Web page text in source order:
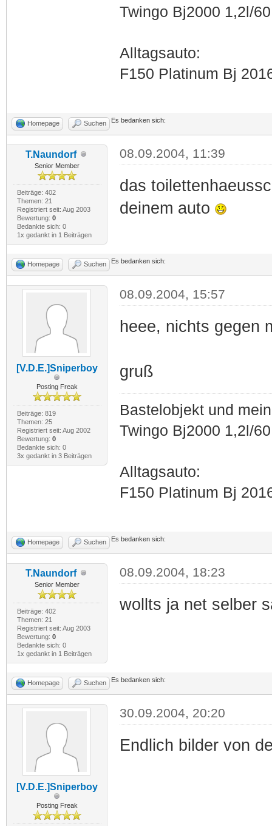
Twingo Bj2000 1,2l/
Alltagsauto:
F150 Platinum Bj
Homepage Suchen Es bedanken sich:
T.Naundorf
Senior Member
Beiträge: 402
Themen: 21
Registriert seit: Aug 2003
Bewertung: 0
Bedankte sich: 0
1x gedankt in 1 Beiträgen
08.09.2004, 11:39
das
deinem auto
Homepage Suchen Es bedanken sich:
[V.D.E.]Sniperboy
Posting Freak
Beiträge: 819
Themen: 25
Registriert seit: Aug 2002
Bewertung: 0
Bedankte sich: 0
3x gedankt in 3 Beiträgen
08.09.2004, 15:57
heee, nichts gegen
gruß
Bastelobjekt und
Twingo Bj2000 1,2l/
Alltagsauto:
F150 Platinum Bj
Homepage Suchen Es bedanken sich:
T.Naundorf
Senior Member
Beiträge: 402
Themen: 21
Registriert seit: Aug 2003
Bewertung: 0
Bedankte sich: 0
1x gedankt in 1 Beiträgen
08.09.2004, 18:23
wollts ja net selber
Homepage Suchen Es bedanken sich:
[V.D.E.]Sniperboy
Posting Freak
30.09.2004, 20:20
Endlich bilder von